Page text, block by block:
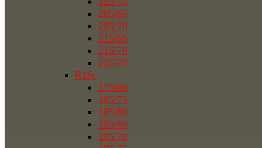
205/65
205/70
215/65
215/70
225/70
R16c
175/80
185/75
185/80
195/60
195/70